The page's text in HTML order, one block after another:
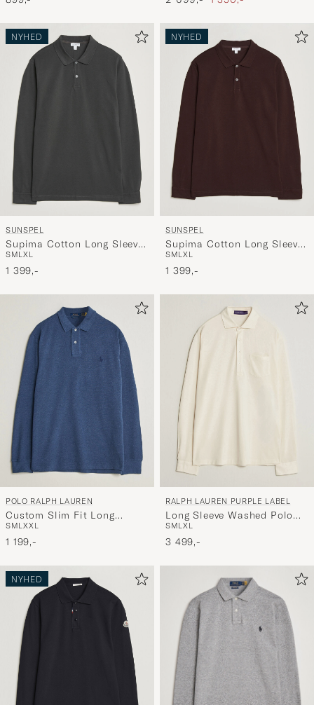
NYHED
SUNSPEL
Supima Cotton Long Sleeve
Pique Polo Anthracite
SMLXL
1 399,-
NYHED
SUNSPEL
Supima Cotton Long Sleeve
Pique Polo Dark Brown
SMLXL
1 399,-
POLO RALPH LAUREN
Custom Slim Fit Long
Sleeve Polo Derby Blue
Heather
SMLXXL
1 199,-
RALPH LAUREN PURPLE LABEL
Long Sleeve Washed Polo
Classic Cream
SMLXL
3 499,-
NYHED